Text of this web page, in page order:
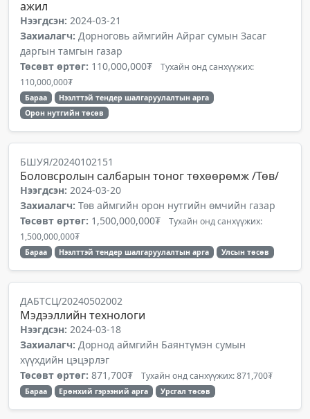
ажил
Нээгдсэн: 2024-03-21
Захиалагч: Дорноговь аймгийн Айраг сумын Засаг
даргын тамгын газар
Төсөвт өртөг: 110,000,000₮ Тухайн онд санхүүжих:
110,000,000₮
Бараа
Нээлттэй тендер шалгаруулалтын арга
Орон нутгийн төсөв
БШУЯ/20240102151
Боловсролын салбарын тоног төхөөрөмж /Төв/
Нээгдсэн: 2024-03-20
Захиалагч: Төв аймгийн орон нутгийн өмчийн газар
Төсөвт өртөг: 1,500,000,000₮ Тухайн онд санхүүжих:
1,500,000,000₮
Бараа Нээлттэй тендер шалгаруулалтын арга Улсын төсөв
ДАБТСЦ/20240502002
Мэдээллийн технологи
Нээгдсэн: 2024-03-18
Захиалагч: Дорнод аймгийн Баянтүмэн сумын
хүүхдийн цэцэрлэг
Төсөвт өртөг: 871,700₮ Тухайн онд санхүүжих: 871,700₮
Бараа Ерөнхий гэрээний арга Урсгал төсөв